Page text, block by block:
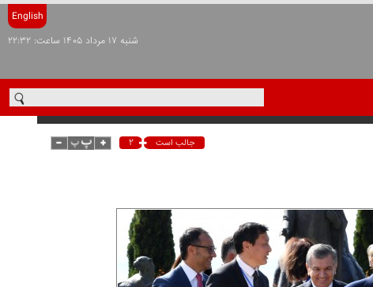
English
شنبه ۱۷ مرداد ۱۴۰۵ ساعت: ۲۲:۳۲
جالب است ۲